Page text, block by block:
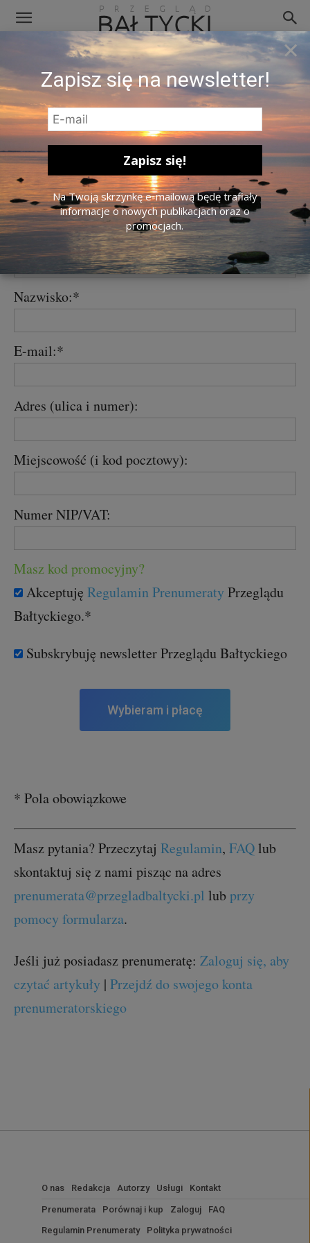
Prenumerata – wariant
Patron
Wszystkie warianty prenumeraty »
Warunki prenumeraty:17 zł / miesiąc
Imię:*
Nazwisko:*
E-mail:*
Adres (ulica i numer):
Miejscowość (i kod pocztowy):
Numer NIP/VAT:
Masz kod promocyjny?
Akceptuję Regulamin Prenumeraty Przeglądu
Bałtyckiego.*
Subskrybuję newsletter Przeglądu Bałtyckiego
* Pola obowiązkowe
Masz pytania? Przeczytaj Regulamin, FAQ lub
skontaktuj się z nami pisząc na adres
prenumerata@przegladbaltycki.pl lubprzy
pomocy formularza.
Jeśli już posiadasz prenumeratę: Zaloguj się, aby
czytać artykuły | Przejdź do swojego konta
prenumeratorskiego
O nas Redakcja Autorzy Usługi Kontakt
Prenumerata Porównaj i kup Zaloguj
FAQ
Regulamin Prenumeraty
Polityka prywatności
×
Zapisz się na newsletter!
Na Twoją skrzynkę e-mailową będę trafiały
informacje o nowych publikacjach oraz o
promocjach.